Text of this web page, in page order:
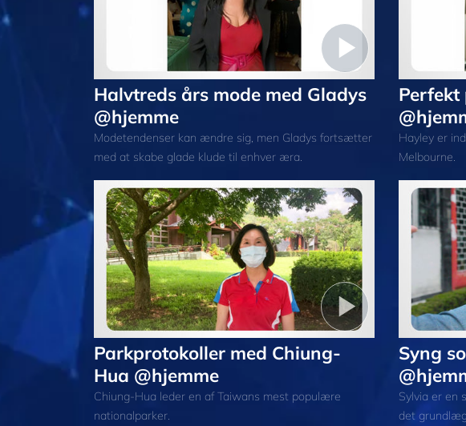
Halvtreds års mode med Gladys
@hjemme
Modetendenser kan ændre sig, men Gladys fortsætter
med at skabe glade klude til enhver æra.
Perfekt
Hayley er
Melbourne.
Parkprotokoller med Chiung-
Hua @hjemme
Chiung-Hua leder en af Taiwans mest populære
nationalparker.
Syng
Sylvia er en
det